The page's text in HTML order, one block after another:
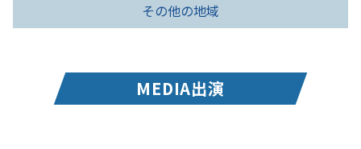
その他の地域
MEDIA出演